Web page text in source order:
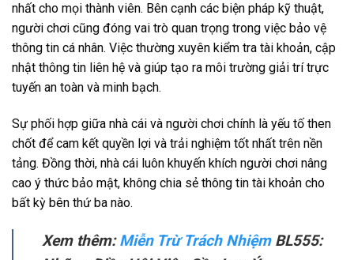
nhất cho mọi thành viên. Bên cạnh các biện pháp kỹ thuật,
người chơi cũng đóng vai trò quan trọng trong việc bảo vệ
thông tin cá nhân. Việc thường xuyên kiểm tra tài khoản, cập
nhật thông tin liên hệ và giúp tạo ra môi trường giải trí trực
tuyến an toàn và minh bạch.
Sự phối hợp giữa nhà cái và người chơi chính là yếu tố then
chốt để cam kết quyền lợi và trải nghiệm tốt nhất trên nền
tảng. Đồng thời, nhà cái luôn khuyến khích người chơi nâng
cao ý thức bảo mật, không chia sẻ thông tin tài khoản cho
bất kỳ bên thứ ba nào.
Xem thêm:Miễn Trừ Trách Nhiệm BL555: